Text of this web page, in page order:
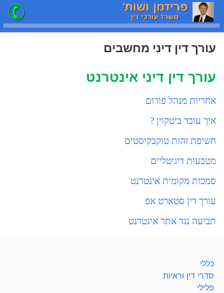
עורך דין דיני מחשבים
עורך דין דיני אינטרנט
אחריות מנהל פורום
איך עובד ביטקוין ?
חשיפת זהות טוקבקיסטים
מטבעות דיגיטליים
סמכות מקומית אינטרנט
עורך דין סטארט אפ
תביעה נגד אתר אינטרנט
כללי
סדרי דין וראיות
פלילי